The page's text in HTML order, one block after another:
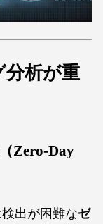
分析が重
Zero-Day
出が困難なゼ